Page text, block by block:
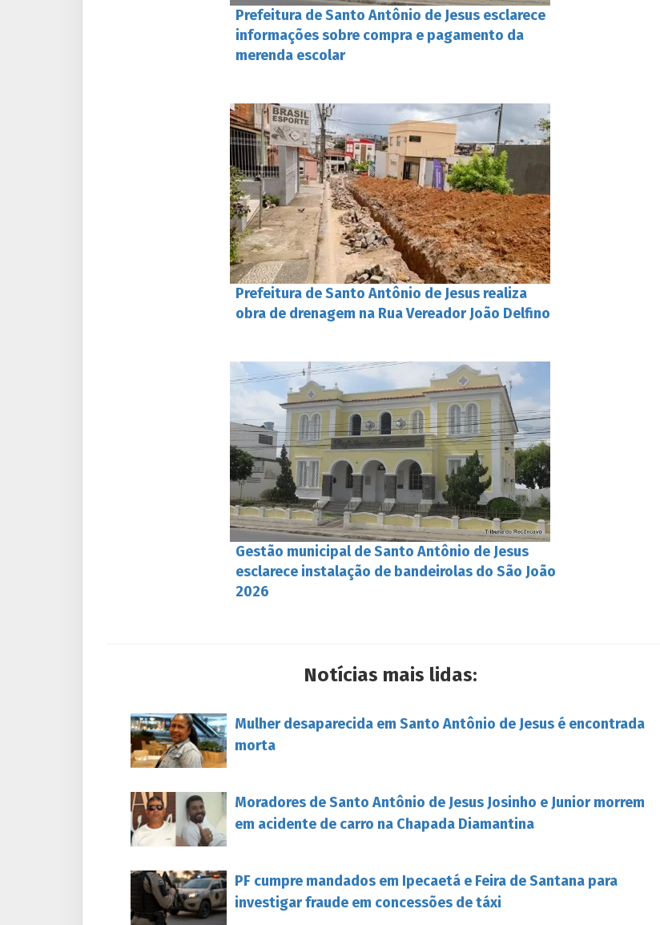
Prefeitura de Santo Antônio de Jesus esclarece
informações sobre compra e pagamento da
merenda escolar
Prefeitura de Santo Antônio de Jesus realiza
obra de drenagem na Rua Vereador João Delfino
Gestão municipal de Santo Antônio de Jesus
esclarece instalação de bandeirolas do São João
2026
Notícias mais lidas:
Mulher desaparecida em Santo Antônio de Jesus é encontrada
morta
Moradores de Santo Antônio de Jesus Josinho e Junior morrem
em acidente de carro na Chapada Diamantina
PF cumpre mandados em Ipecaetá e Feira de Santana para
investigar fraude em concessões de táxi